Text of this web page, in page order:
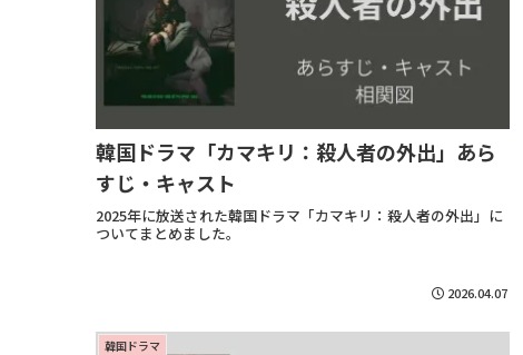
韓国ドラマ「カマキリ：殺人者の外出」あら
すじ・キャスト
2025年に放送された韓国ドラマ「カマキリ：殺人者の外出」に
ついてまとめました。
2026.04.07
韓国ドラマ